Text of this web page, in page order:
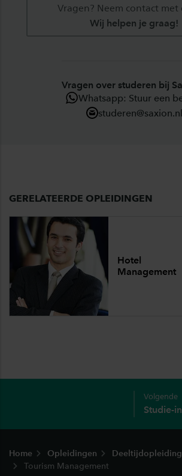
Vragen? Neem contact met
Wij helpen je graag!
Vragen over studeren bij
Whatsapp: Stuur een
studeren@saxion.nl
GERELATEERDE OPLEIDINGEN
Hotel
Management
Volgende
Studie-
Home Opleidingen
Tourism Management